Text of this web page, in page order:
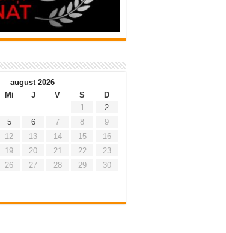
august 2026
Mi J V S
D
1
2
5 6 7 8
9
12 13 14 15
16
19 20 21 22
23
26 27 28 29
30